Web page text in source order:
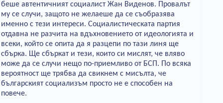
беше автентичният социалист Жан Виденов. Провалът
му се случи, защото не желаеше да се съобразява
именно с тези интереси. Социалистическата партия
отдавна не разчита на вдъхновението от идеологията и
всеки, който се опита да я разцепи по тази линя ще
сбърка. Ще сбъркат и тези, които си мислят, че вляво
може да се случи нещо по-приемливо от БСП. По всяка
вероятност ще трябва да свикнем с мисълта, че
българският социализъм просто не е способен на
повече.